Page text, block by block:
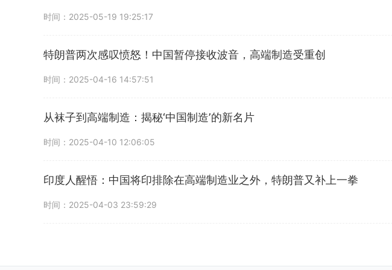
时间：2025-05-19 19:25:17
特朗普两次感叹愤怒！中国暂停接收波音，高端制造受重创
时间：2025-04-16 14:57:51
从袜子到高端制造：揭秘‘中国制造’的新名片
时间：2025-04-10 12:06:05
印度人醒悟：中国将印排除在高端制造业之外，特朗普又补上一拳
时间：2025-04-03 23:59:29